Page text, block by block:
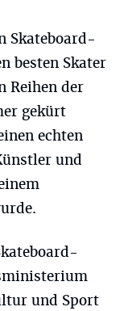
Skateboard-
besten Skater
Reihen der
gekürt
echten
und
und Sport